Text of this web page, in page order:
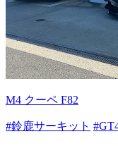
M4 クーペ F82
#鈴鹿サーキット